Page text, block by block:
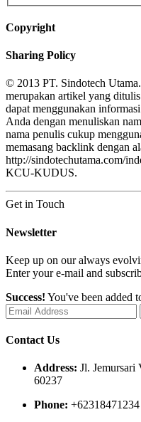
Copyright
Sharing Policy
© 2013 PT. Sindotech
merupakan artikel yang
dapat menggunakan
Anda dengan menuliskan
nama penulis cukup
memasang backlink dengan
http://sindotechutama.com/
KCU-KUDUS.
Get in Touch
Newsletter
Keep up on our always
Enter your e-mail and
Success! You've been added
Contact Us
Address: Jl.
60237
Phone: +62318471234